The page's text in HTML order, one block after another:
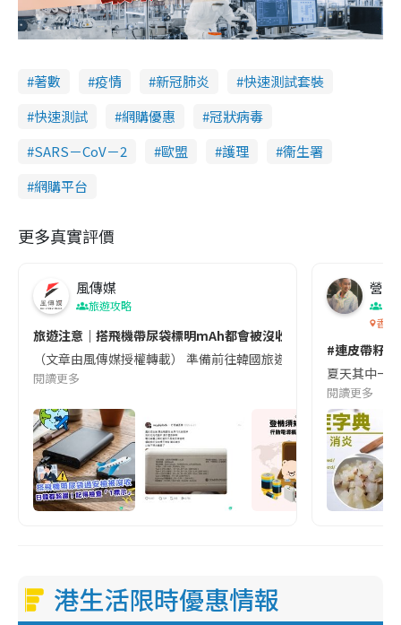
著數 疫情 新冠肺炎
快速測試套裝
快速測試
網購優惠
冠狀病毒
SARS－CoV－2
歐盟 護理
衞生署
網購平台
更多真實評價
風傳媒
旅遊攻略
旅遊注意｜搭飛機帶尿袋標明mAh都會被沒收😱出發前切記檢查
（文章由風傳媒授權轉載） 準備前往韓國旅遊的民眾，近期要
閱讀更多
營養
香港
#連皮帶籽
夏天其中一
閱讀更多
港生活限時優惠情報